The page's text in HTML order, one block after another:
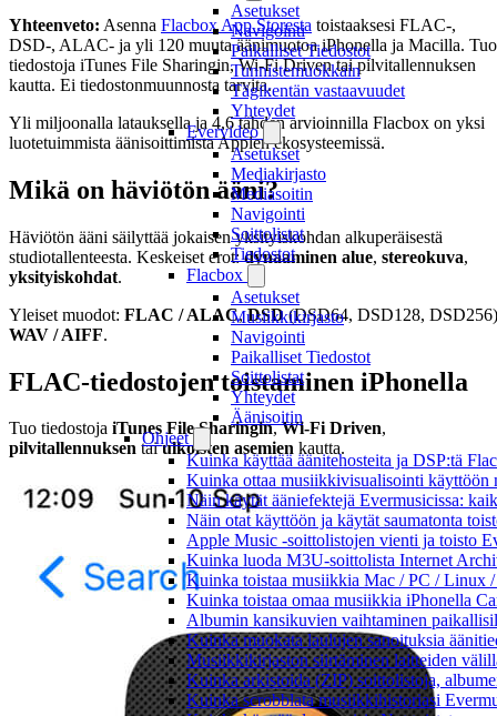
Asetukset
Navigointi
Paikalliset Tiedostot
Tunnistemuokkain
Tägikentän vastaavuudet
Yhteydet
Evervideo
Asetukset
Mediakirjasto
Mediasoitin
Navigointi
Soittolistat
Tiedostot
Flacbox
Asetukset
Musiikkikirjasto
Navigointi
Paikalliset Tiedostot
Soittolistat
Yhteydet
Äänisoitin
Ohjeet
Kuinka käyttää äänitehosteita ja DSP:tä
Kuinka ottaa musiikkivisualisointi käyttöön
Näin käytät ääniefektejä Evermusicissa:
Näin otat käyttöön ja käytät saumatonta
Apple Music -soittolistojen vienti ja toisto
Kuinka luoda M3U-soittolista Internet
Kuinka toistaa musiikkia Mac / PC / Linux
Kuinka toistaa omaa musiikkia iPhonella
Albumin kansikuvien vaihtaminen
Kuinka muokata laulujen sanoituksia
Musiikkikirjaston siirtäminen laitteiden
Kuinka arkistoida (ZIP) soittolistoja,
Kuinka scrobblata musiikkihistoriasi
Yhteenveto: Asenna Flacbox App Storesta toistaaksesi FLAC-,
DSD-, ALAC- ja yli 120 muuta äänimuotoa iPhonella ja Macilla. Tuo
tiedostoja iTunes File Sharingin, Wi-Fi Driven tai pilvitallennuksen
kautta. Ei tiedostonmuunnosta tarvita.
Yli miljoonalla latauksella ja 4,6 tähden arvioinnilla Flacbox on yksi
luotetuimmista äänisoittimista Applen ekosysteemissä.
Mikä on häviötön ääni?
Häviötön ääni säilyttää jokaisen yksityiskohdan alkuperäisestä
studiotallenteesta. Keskeiset erot:dynaaminen alue, stereokuva,
yksityiskohdat.
Yleiset muodot: FLAC / ALAC,DSD(DSD64, DSD128,
WAV / AIFF.
FLAC-tiedostojen toistaminen iPhonella
Tuo tiedostoja iTunes File Sharingin,Wi-Fi Driven,
pilvitallennuksen taiulkoisten asemien kautta.